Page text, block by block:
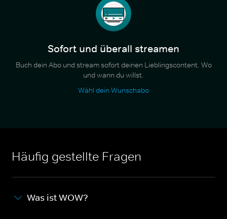
Sofort und überall streamen
Buch dein Abo und stream sofort deinen Lieblingscontent. Wo
und wann du willst.
Wähl dein Wunschabo
Häufig gestellte Fragen
Was ist WOW?